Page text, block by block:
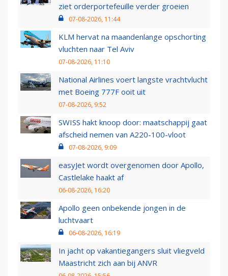
ziet orderportefeuille verder groeien
07-08-2026, 11:44
KLM hervat na maandenlange opschorting
vluchten naar Tel Aviv
07-08-2026, 11:10
National Airlines voert langste vrachtvlucht
met Boeing 777F ooit uit
07-08-2026, 9:52
SWISS hakt knoop door: maatschappij gaat
afscheid nemen van A220-100-vloot
07-08-2026, 9:09
easyJet wordt overgenomen door Apollo,
Castlelake haakt af
06-08-2026, 16:20
Apollo geen onbekende jongen in de
luchtvaart
06-08-2026, 16:19
In jacht op vakantiegangers sluit vliegveld
Maastricht zich aan bij ANVR